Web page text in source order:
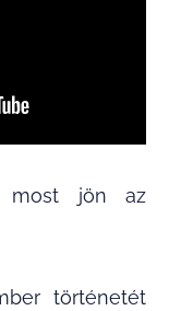
most jön az
történetét